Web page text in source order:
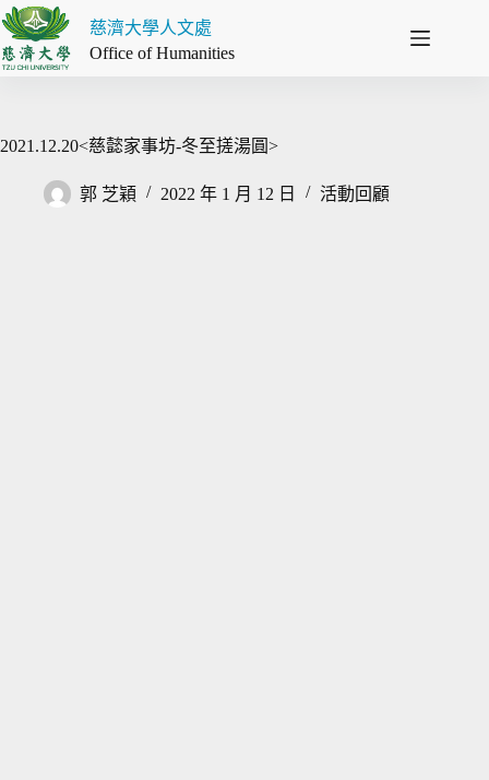
跳
至
主
容
慈濟大學人文處
Office of Humanities
2021.12.20<慈懿家事坊-冬至搓湯圓>
郭 芝穎 2022 年 1 月 12 日 活動回顧